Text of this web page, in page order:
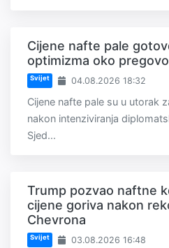
Cijene nafte pale
optimizma oko
Svijet 04.08.2026 18:32
Cijene nafte pale su u utorak
nakon intenziviranja
Sjed...
Trump pozvao naftne
cijene goriva nakon
Chevrona
Svijet 03.08.2026 16:48